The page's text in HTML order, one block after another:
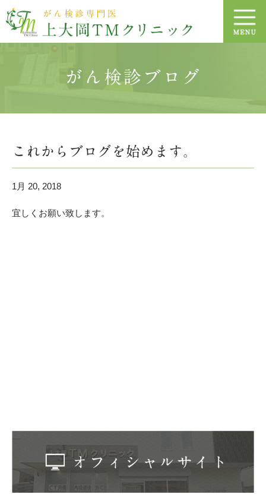
がん検診ブログ
これからブログを始めます。
1月 20, 2018
宜しくお願い致します。